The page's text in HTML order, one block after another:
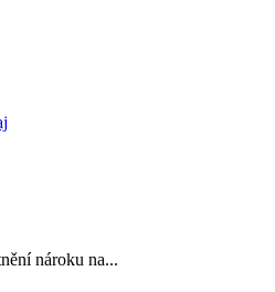
nároku na...